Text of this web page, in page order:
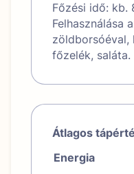
Főzési idő: kb.
Felhasználása
zöldborsóéval,
főzelék, saláta.
Átlagos
Energia